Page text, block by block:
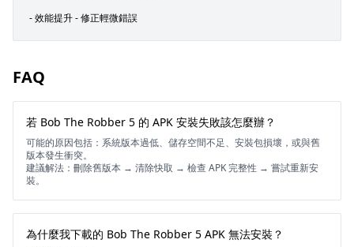
- 效能提升 - 修正輕微錯誤
FAQ
若 Bob The Robber 5 的 APK 安裝失敗該怎麼辦？
可能的原因包括：系統版本過低、儲存空間不足、安裝包損壞，或與舊
版本發生衝突。
建議解法：刪除舊版本 → 清除快取 → 檢查 APK 完整性 → 嘗試重新安
裝。
為什麼我下載的 Bob The Robber 5 APK 無法安裝？